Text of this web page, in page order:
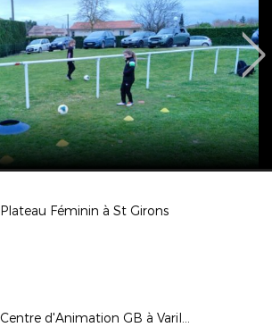
Plateau Féminin à St Girons
Centre d'Animation GB à Varilhes le 1809